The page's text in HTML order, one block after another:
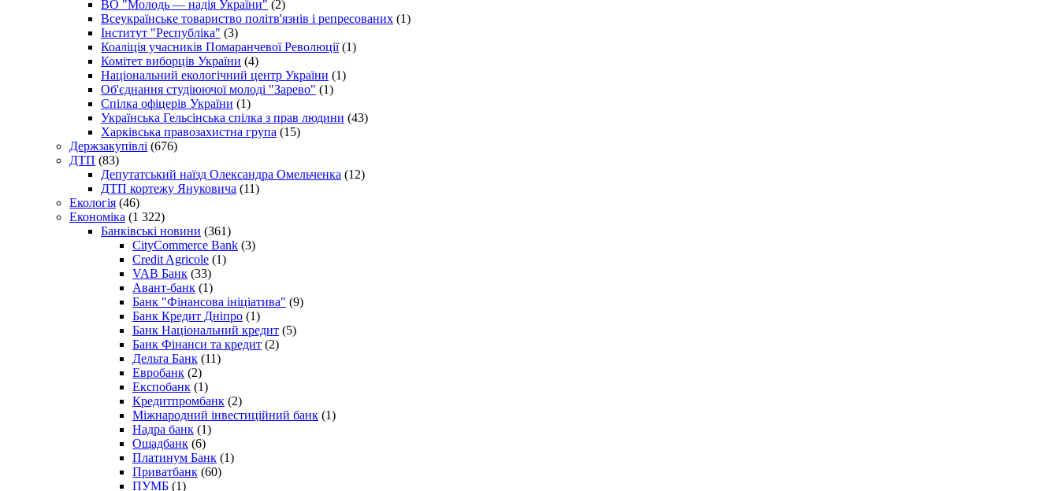
ВО "Молодь — надія України" (2)
Всеукраїнське товариство політв'язнів і репресованих (1)
Інститут "Республіка" (3)
Коаліція учасників Помаранчевої Революції(1)
Комітет виборців України (4)
Національний екологічний центр України (1)
Об'єднання студіюючої молоді "Зарево" (1)
Спілка офіцерів України (1)
Українська Гельсінська спілка з прав людини (43)
Харківська правозахистна група (15)
Держзакупівлі (676)
ДТП (83)
Депутатський наїзд Олександра Омельченка (12)
ДТП кортежу Януковича (11)
Екологія (46)
Економіка (1 322)
Банківські новини (361)
CityCommerce Bank (3)
Credit Agricole (1)
VAB Банк (33)
Авант-банк (1)
Банк "Фінансова ініціатива" (9)
Банк Кредит Дніпро (1)
Банк Національний кредит (5)
Банк Фінанси та кредит (2)
Дельта Банк (11)
Евробанк (2)
Експобанк (1)
Кредитпромбанк (2)
Міжнародний інвестиційний банк (1)
Надра банк (1)
Ощадбанк (6)
Платинум Банк (1)
Приватбанк (60)
ПУМБ (1)